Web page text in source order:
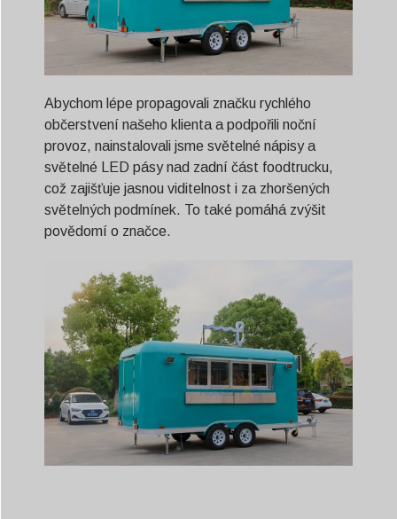
Abychom lépe propagovali značku rychlého
občerstvení našeho klienta a podpořili noční
provoz, nainstalovali jsme světelné nápisy a
světelné LED pásy nad zadní část foodtrucku,
což zajišťuje jasnou viditelnost i za zhoršených
světelných podmínek. To také pomáhá zvýšit
povědomí o značce.